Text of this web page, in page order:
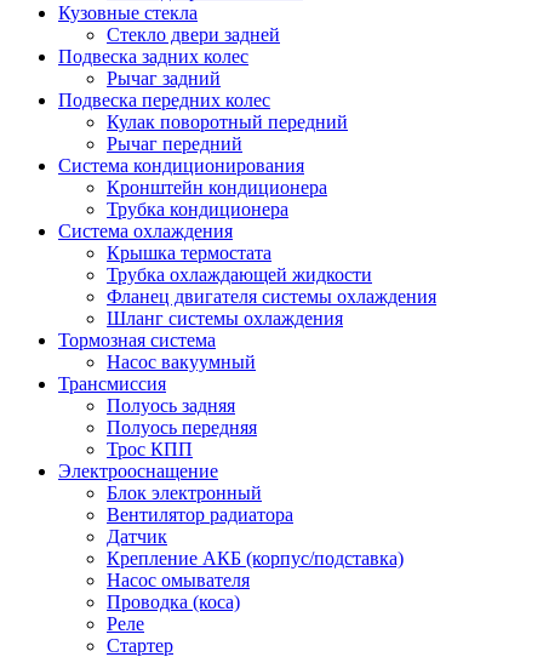
Кузовные стекла
Стекло двери задней
Подвеска задних колес
Рычаг задний
Подвеска передних колес
Кулак поворотный передний
Рычаг передний
Система кондиционирования
Кронштейн кондиционера
Трубка кондиционера
Система охлаждения
Крышка термостата
Трубка охлаждающей жидкости
Фланец двигателя системы охлаждения
Шланг системы охлаждения
Тормозная система
Насос вакуумный
Трансмиссия
Полуось задняя
Полуось передняя
Трос КПП
Электрооснащение
Блок электронный
Вентилятор радиатора
Датчик
Крепление АКБ (корпус/подставка)
Насос омывателя
Проводка (коса)
Реле
Стартер